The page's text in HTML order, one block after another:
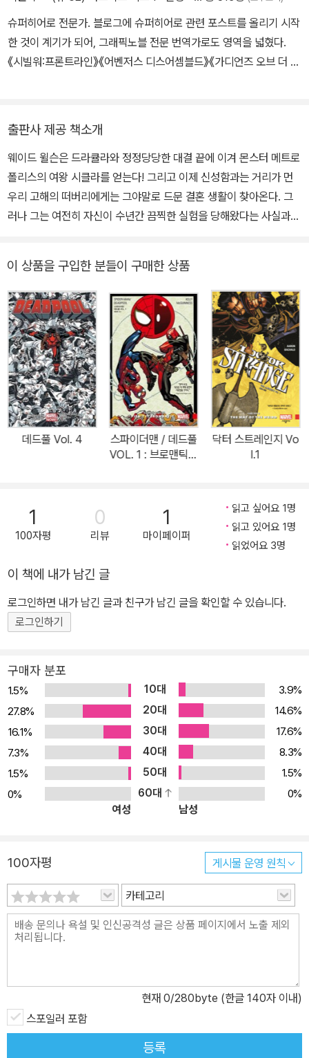
리즈 <파이널 크라이시스: 세 세계의 리전>, <오막>의 잉커였고, 플
래티넘 스튜디오에서 나온 프레드 반렌테의 <웨폰> 미니시리즈 펜슬
러와 잉커였으며, 디즈니 어드벤처 코믹존에서 나온 마이클 스튜어트
슈퍼히어로 전문가. 블로그에 슈퍼히어로 관련 포스트를 올리기 시작
한 것이 계기가 되어, 그래픽노블 전문 번역가로도 영역을 넓혔다.
《시빌워:프론트라인》《어벤저스 디스어셈블드》《가디언즈 오브 더 갤
출판사 제공 책소개
웨이드 윌슨은 드라큘라와 정정당당한 대결 끝에 이겨 몬스터 메트로
폴리스의 여왕 시클라를 얻는다! 그리고 이제 신성함과는 거리가 먼
우리 고해의 떠버리에게는 그야말로 드문 결혼 생활이 찾아온다. 그
러나 그는 여전히 자신이 수년간 끔찍한 실험을 당해왔다는 사실과
단꿈은 오래가지 못하고, 시클라와 데드풀의 영원한 행복은 초장부터
드라큘라의 지령을 받은 흡혈귀 군단의 훼방에 맞닥뜨린다! 게다가
코믹북 크로스오버 역사상 가장 무시무시한 위협이 찾아오는데! 드러
나는 웨이드의 원죄, 그리고 그 어린 딸의 진짜 행방. 너무 우울하게
가는 거 아니냐고? 걱정 마시라! 누가 뭐래도 데드풀은 데드풀! 시간
을 뛰어넘어온 히틀러, 디스코 시대의 대즐러 대 뱀파이어 군단의 대
결, 그리고 열혈의 박력과 크로스해칭으로 중무장한 90년대의 특별
한 모험, 거기에 보너스로 웨이드가 올렸던 과거의 모든 결혼식에 관
한 이야기들이 펼쳐진다! 또 하나, 울버린은 죽음으로 삶을 마무리하
고, 그의 뜻에 따라 그를 다시 되살리지 못하도록 만드는 임무가 절친
센이 쓰고 스콧 코블리시, 존 루카스, 마이크 호손, 스콧 콜린스가 그
렸다. *함께 읽으면 좋은 책:<데드풀> 1-2권<데드풀 & 케이블 얼티
밋 컬렉션> 1권<엑스포스/케이블: 메시아 워><스파이더맨/데드풀>
이 상품을 구입한 분들이 구매한 상품
데드풀 Vol. 4
스파이더맨 / 데드풀
VOL. 1 : 브로맨틱하
닥터 스트레인지 Vo
l.1
1
100자평
0
리뷰
1
마이페이퍼
읽고 싶어요 1명
읽고 있어요 1명
읽었어요 3명
이 책에 내가 남긴 글
로그인하면 내가 남긴 글과 친구가 남긴 글을 확인할 수 있습니다.
로그인하기
구매자 분포
1.5% 10대
3.9%
27.8%
20대
14.6%
16.1%
30대
17.6%
7.3%
40대
8.3%
1.5%
50대
1.5%
0%
60대
0%
여성
남성
100자평 게시물 운영 원칙
카테고리
현재 0/280byte (한글 140자 이내)
스포일러 포함
등록